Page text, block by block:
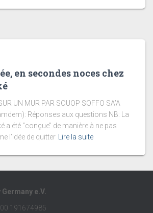
en secondes noces chez
UN MUR PAR SOUOP SOFFO SA’A
Réponses aux questions NB: La
été ‘’conçue’’ de manière à ne pas
l’idée de quitter Lire la suite
e.V.
191674985